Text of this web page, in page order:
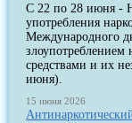
С 22 по 28 июня -
употребления
Международного
злоупотреблением
средствами и их
июня).
15 июня 2026